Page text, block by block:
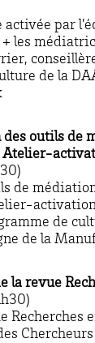
par
les
de la
des outils de
Atelier-
de
de
de la
la revue
Recherches